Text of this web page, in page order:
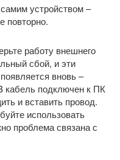
устройством –
повторно.
работу внешнего
сбой, и эти
вновь –
кабель подключен к ПК
и вставить провод.
использовать
проблема связана с